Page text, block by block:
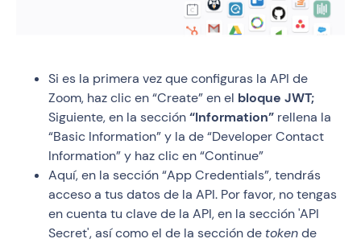
Si es la primera vez que configuras la API de
Zoom, haz clic en “Create” en el bloque JWT;
Siguiente, en la sección“Information” rellena la
“Basic Information” y la de “Developer Contact
Information” y haz clic en “Continue”
Aquí, en la sección “App Credentials”, tendrás
acceso a tus datos de la API. Por favor, no tengas
en cuenta tu clave de la API, en la sección 'API
Secret', así como el de la sección de tokende